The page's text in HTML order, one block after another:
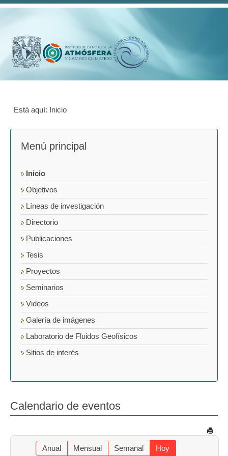
Está aquí: Inicio
Menú principal
Inicio
Objetivos
Líneas de investigación
Directorio
Publicaciones
Tesis
Proyectos
Seminarios
Videos
Galería de imágenes
Laboratorio de Fluidos Geofísicos
Sitios de interés
Calendario de eventos
Anual Mensual Semanal Hoy